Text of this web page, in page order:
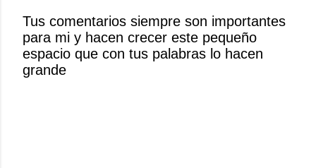
u
n
c
o
Tus comentarios siempre son importantes
para mi y hacen crecer este pequeño
espacio que con tus palabras lo hacen
grande